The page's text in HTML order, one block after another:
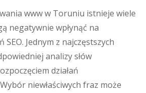
www w Toruniu istnieje wiele
negatywnie wpłynąć na
SEO. Jednym z najczęstszych
analizy słów
działań
niewłaściwych fraz może